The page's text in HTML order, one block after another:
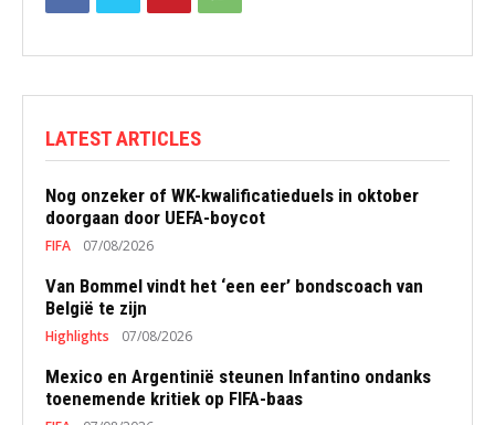
LATEST ARTICLES
Nog onzeker of WK-kwalificatieduels in oktober
doorgaan door UEFA-boycot
FIFA 07/08/2026
Van Bommel vindt het ‘een eer’ bondscoach van
België te zijn
Highlights 07/08/2026
Mexico en Argentinië steunen Infantino ondanks
toenemende kritiek op FIFA-baas